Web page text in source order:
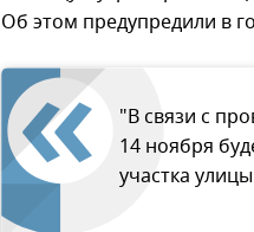
Об этом предупредили в
"В связи с
14 ноября
участка